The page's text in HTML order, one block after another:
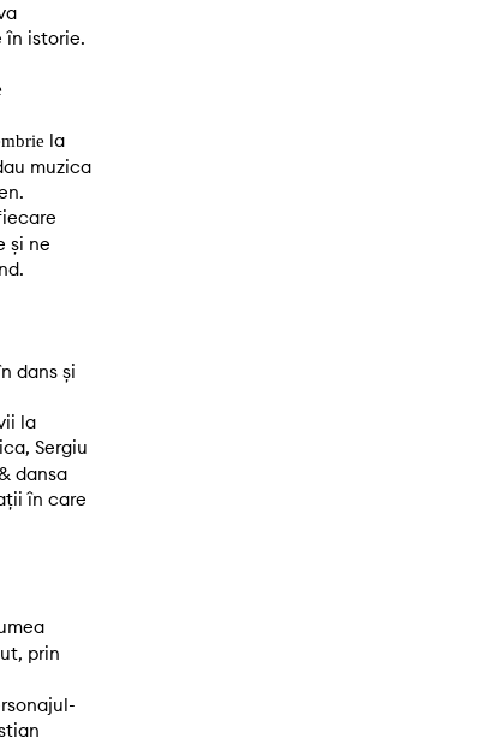
în istorie.
la
muzica
și ne
dans și
la
Sergiu
dansa
în care
prin